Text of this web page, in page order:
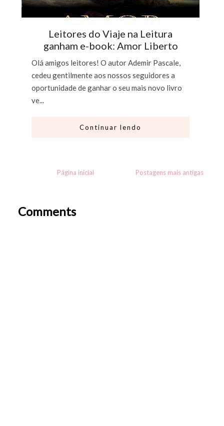
Leitores do Viaje na Leitura
ganham e-book: Amor Liberto
Olá amigos leitores! O autor Ademir Pascale,
cedeu gentilmente aos nossos seguidores a
oportunidade de ganhar o seu mais novo livro
ve...
Continuar lendo
Postagens mais antigas
Página inicial
Comments